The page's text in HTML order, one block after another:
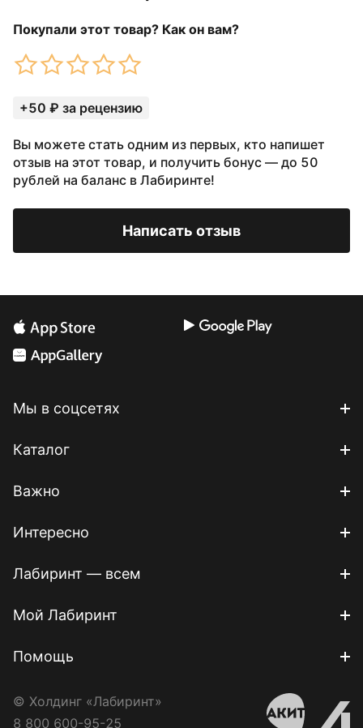
Покупали этот товар? Как он вам?
+50 ₽ за рецензию
Вы можете стать одним из первых, кто напишет
отзыв на этот товар, и получить бонус — до 50
рублей на баланс в Лабиринте!
Написать отзыв
Мы в соцсетях
Каталог
Важно
Интересно
Лабиринт — всем
Мой Лабиринт
Помощь
© Холдинг «Лабиринт»
8 800 600-95-25